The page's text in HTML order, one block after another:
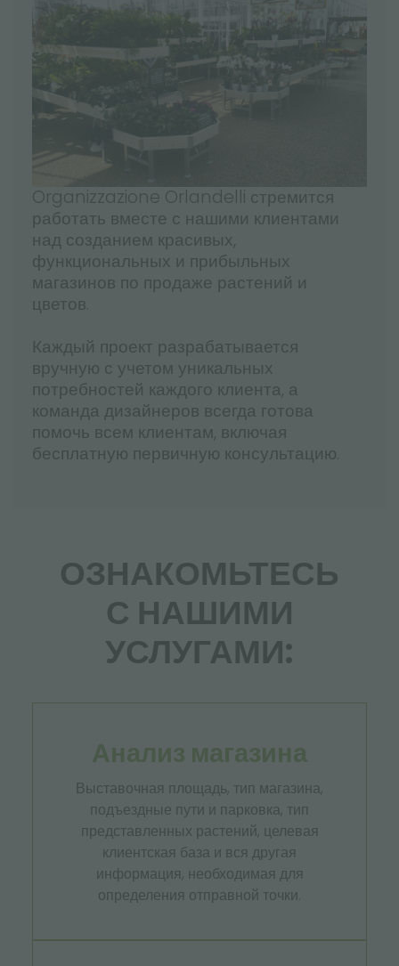
Organizzazione Orlandelli стремится
работать вместе с нашими клиентами
над созданием красивых,
функциональных и прибыльных
магазинов по продаже растений и
цветов.
Каждый проект разрабатывается
вручную с учетом уникальных
потребностей каждого клиента, а
команда дизайнеров всегда готова
помочь всем клиентам, включая
бесплатную первичную консультацию.
ОЗНАКОМЬТЕСЬ
С НАШИМИ
УСЛУГАМИ:
Анализ магазина
Выставочная площадь, тип магазина,
подъездные пути и парковка, тип
представленных растений, целевая
клиентская база и вся другая
информация, необходимая для
определения отправной точки.